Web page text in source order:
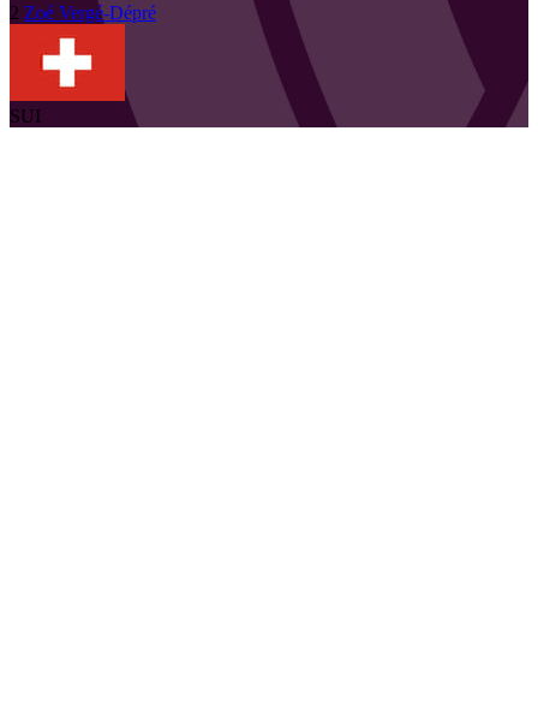
2 Zoé Vergé-Dépré
SUI